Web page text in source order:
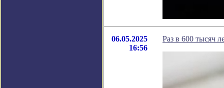
06.05.2025
16:56
Раз в 600 тысяч